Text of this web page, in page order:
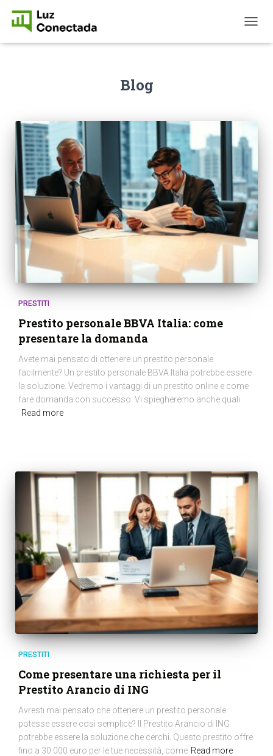
O
G
T
O
N
Blog
PRESTITI
Prestito personale BBVA Italia: come
presentare la domanda
Avete mai pensato di ottenere un prestito personale
facilmente? Un prestito personale BBVA Italia potrebbe essere
la soluzione. Vedremo i vantaggi di un prestito online e come
fare domanda con successo. Vi spiegheremo anche quali
Read more
PRESTITI
Come presentare una richiesta per il
Prestito Arancio di ING
Avresti mai pensato che ottenere un prestito personale
potesse essere così semplice? Il Prestito Arancio di ING
potrebbe essere la soluzione che cerchi. Questo prestito offre
fino a 30.000 euro per le tue necessità, come Read more